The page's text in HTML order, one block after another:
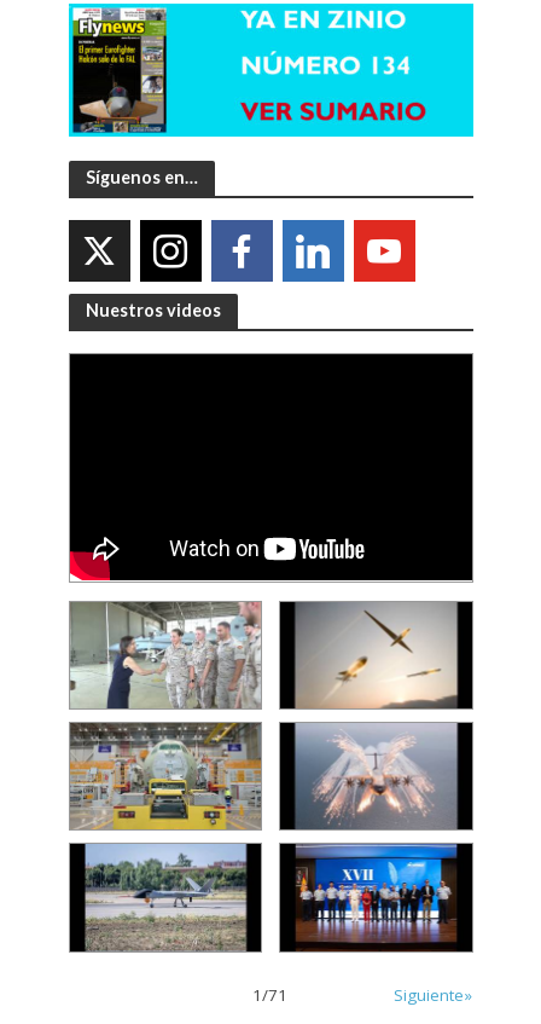
Síguenos en…
Nuestros videos
1/71
Siguiente»